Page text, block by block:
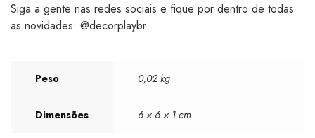
Siga a gente nas redes sociais e fique por dentro de todas
as novidades: @decorplaybr
Peso 0,02 kg
Dimensões 6 × 6 × 1 cm